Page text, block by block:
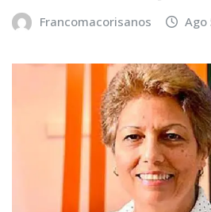
Francomacorisanos Ago